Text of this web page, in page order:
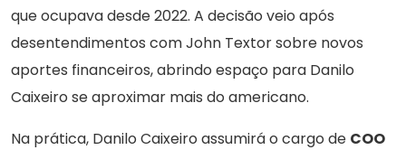
que ocupava desde 2022. A decisão veio após
desentendimentos com John Textor sobre novos
aportes financeiros, abrindo espaço para Danilo
Caixeiro se aproximar mais do americano.
Na prática, Danilo Caixeiro assumirá o cargo de COO